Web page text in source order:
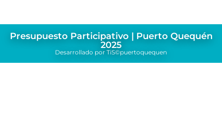
Presupuesto Participativo | Puerto Quequén
2025
Desarrollado por TiS©puertoquequen